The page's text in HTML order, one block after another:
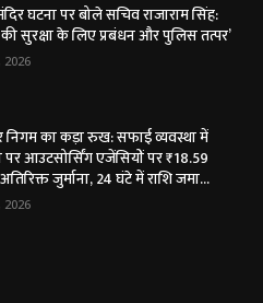
घटना पर बोले सचिव राजाराम सिंह:
सुरक्षा के लिए प्रबंधन और पुलिस तत्पर’
2026
निगम का कड़ा रुख: सफाई व्यवस्था में
पर आउटसोर्सिंग एजेंसियों पर ₹18.59
जुर्माना, 24 घंटे में राशि जमा...
2026